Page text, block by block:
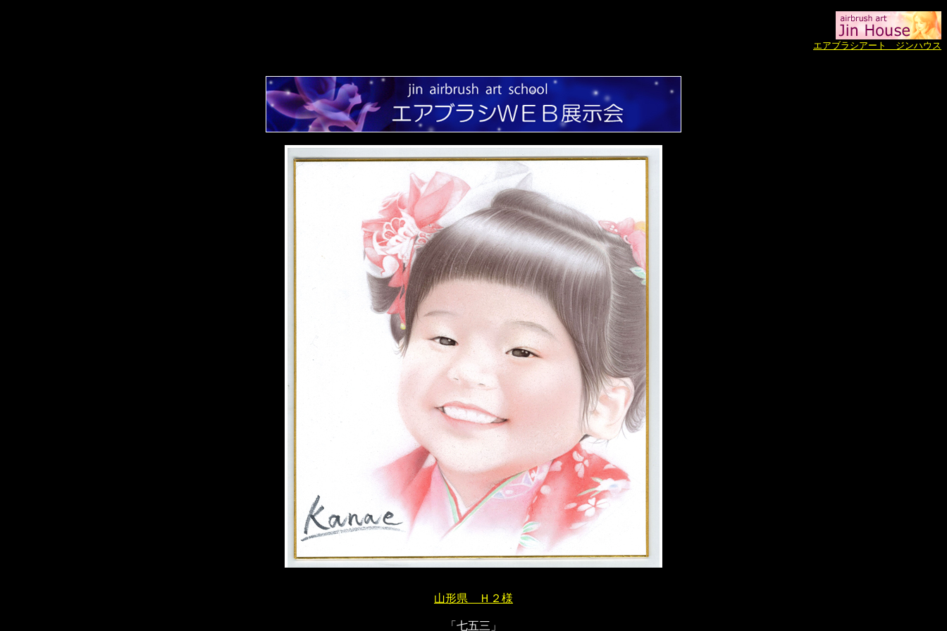
エアブラシアート ジンハウス
山形県 Ｈ２様
「七五三」